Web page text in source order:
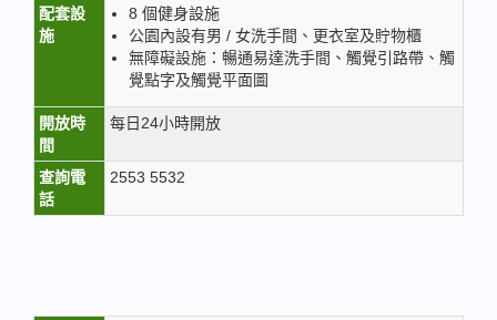
配套設
施
8 個健身設施
公園內設有男 / 女洗手間、更衣室及貯物櫃
無障礙設施：暢通易達洗手間、觸覺引路帶、觸
覺點字及觸覺平面圖
開放時
間
每日24小時開放
查詢電
話
2553 5532